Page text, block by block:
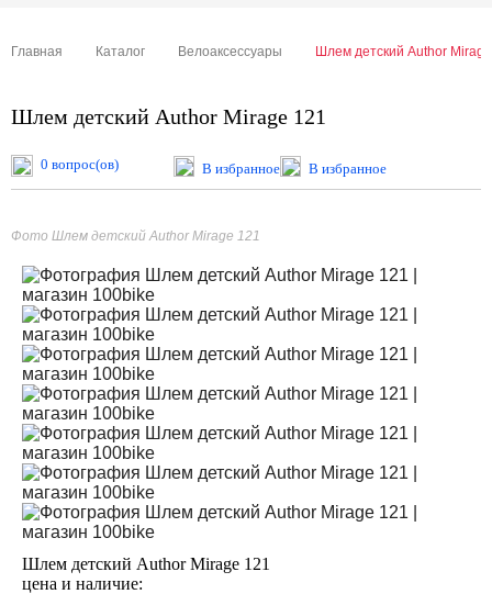
Главная Каталог Велоаксессуары Шлем детский Author
Шлем детский Author Mirage 121
0 вопрос(ов) В избранное В избранное
Фото Шлем детский Author Mirage 121
Шлем детский Author Mirage 121
цена и наличие: